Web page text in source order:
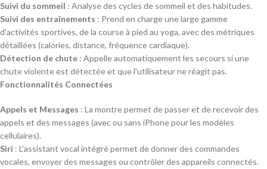
Suivi du sommeil : Analyse des cycles de sommeil et des habitudes.
Suivi des entraînements : Prend en charge une large gamme
d'activités sportives, de la course à pied au yoga, avec des métriques
détaillées (calories, distance, fréquence cardiaque).
Détection de chute : Appelle automatiquement les secours si une
chute violente est détectée et que l'utilisateur ne réagit pas.
Fonctionnalités Connectées
Appels et Messages : La montre permet de passer et de recevoir des
appels et des messages (avec ou sans iPhone pour les modèles
cellulaires).
Siri : L'assistant vocal intégré permet de donner des commandes
vocales, envoyer des messages ou contrôler des appareils connectés.